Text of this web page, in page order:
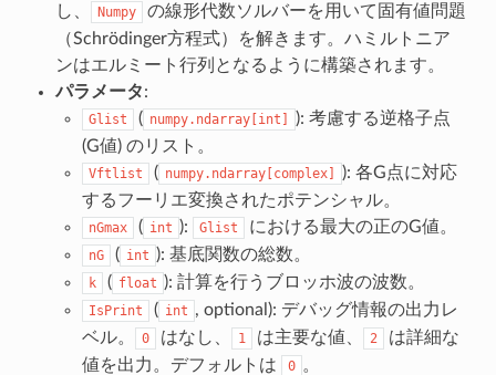
し、
Numpy
の線形代数ソルバーを用いて固有値問題
（Schrödinger方程式）を解きます。ハミルトニア
ンはエルミート行列となるように構築されます。
パラメータ:
Glist ( numpy.ndarray[int]
): 考慮する逆格子点
(G値) のリスト。
Vftlist ( numpy.ndarray[complex]
): 各G点に対応
するフーリエ変換されたポテンシャル。
nGmax ( int ): Glist における最大の正のG値。
nG ( int ): 基底関数の総数。
k ( float ): 計算を行うブロッホ波の波数。
IsPrint ( int , optional): デバッグ情報の出力レ
ベル。
0 はなし、 1 は主要な値、 2
は詳細な
値を出力。デフォルトは
0 。